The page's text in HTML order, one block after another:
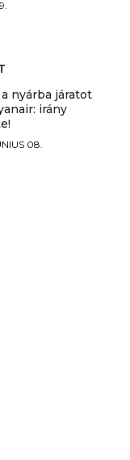
nyárba járatot
irány
08.